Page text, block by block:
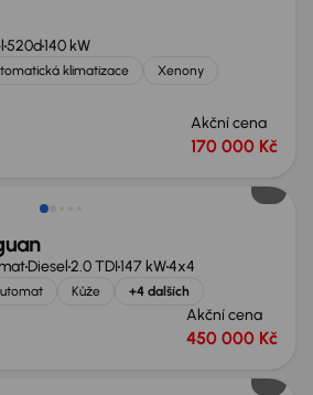
520d140 kW
klimatizace
Xenony
Akční cena
170 000 Kč
Diesel2.0 TDI147 kW4x4
Kůže +4 dalších
Akční cena
450 000 Kč